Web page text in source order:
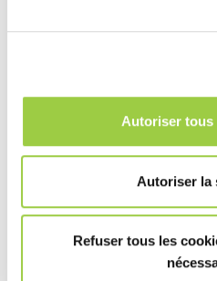
Autoriser tous
Autoriser la
Refuser tous les
免费清洗和涂
焊接后是否需要清洗或涂覆
告，详细说明有关工艺和工
建议。 也可以亲自参与测试
读更